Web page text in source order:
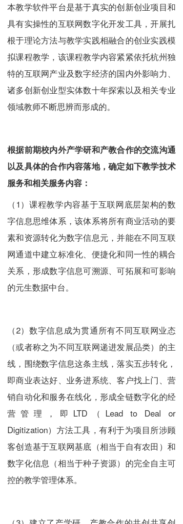
本教学软件平台是基于真实的创新创业项目和
具有实操性的互联网数字化开发工具，开展扎
根于理论方法与教学实践相融合的创业实践模
拟课程教学，该课程教学内容紧紧依托杭州独
特的互联网产业及数字经济的国内外影响力、
诸多创新创业型实体数十年探索以及相关专业
领域教师不断思辨而形成的。
根据前期校内外产学研和产教合作的交流沟通
以及具体的合作内容落地，确定如下教学技术
服务和相关服务内容：
（1）课程教学内容基于互联网底层架构的数
字信息思维体系，该体系将所有商业活动的要
素和资源转化为数字信息元，并能在不同互联
网通道中建立标准化、便捷化和同一性的耦合
关系，形成数字信息可溯源、可拓展和可影响
的元生数据中台。
（2）数字信息成为贯通所有不同互联网业态
（或者称之为不同互联网递进发展品类）的主
线，围绕数字信息这条主线，落实五步转化，
即商业表达好、业务进系统、客户找上门、营
销自动化和服务在线化，形成全链数字化的经
营管理，即LTD（Lead to Deal or
Digitization）方法工具，有利于为项目所涉顾
客创造基于互联网基底（相当于自有农田）和
数字化信息（相当于种子资源）的完全自主可
控的教学管理体系。